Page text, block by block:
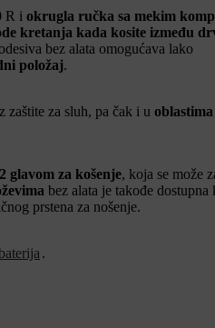
R i okrugla ručka sa mekim
kretanja kada kosite između
bez alata omogućava lako
položaj.
za sluh, pa čak i u
glavom za košenje, koja se može
bez alata je takođe dostupna
prstena za nošenje.
.